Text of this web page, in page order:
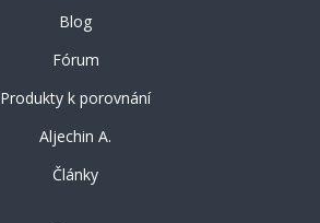
Blog
Fórum
Produkty k porovnání
Aljechin A.
Články